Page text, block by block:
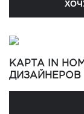
КАРТА IN
ДИЗАЙНЕРОВ